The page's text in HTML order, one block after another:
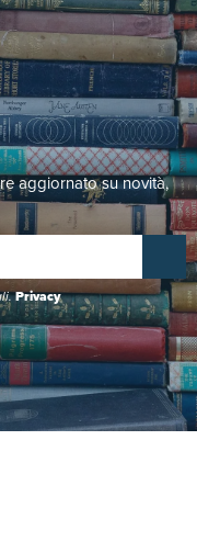
aggiornato su novità,
Privacy